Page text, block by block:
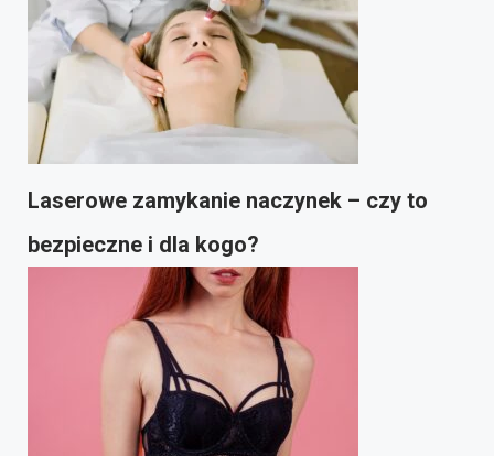
Laserowe zamykanie naczynek – czy to
bezpieczne i dla kogo?